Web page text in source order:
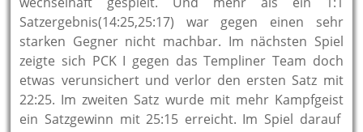
Satzergebnis(14:25,25:17) war gegen einen sehr
starken Gegner nicht machbar. Im nächsten Spiel
zeigte sich PCK I gegen das Templiner Team doch
etwas verunsichert und verlor den ersten Satz mit
22:25. Im zweiten Satz wurde mit mehr Kampfgeist
ein Satzgewinn mit 25:15 erreicht. Im Spiel darauf